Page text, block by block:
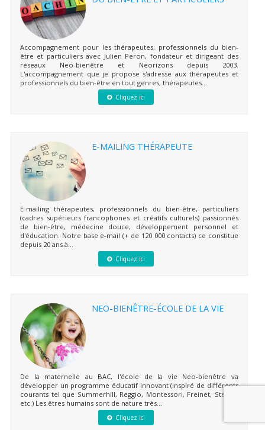
Accompagnement pour les thérapeutes, professionnels du bien-
être et particuliers avec Julien Peron, fondateur et dirigeant des
réseaux Neo-bienêtre et Neorizons depuis 2003.
L'accompagnement que je propose s'adresse aux thérapeutes et
professionnels du bien-être en tout genres, thérapeutes...
Cliquez ici
E-MAILING THÉRAPEUTE
E-mailing thérapeutes, professionnels du bien-être, particuliers
(cadres supérieurs francophones et créatifs culturels) passionnés
de bien-être, médecine douce, développement personnel et
d'éducation. Notre base e-mail (+ de 120 000 contacts) ce constitue
depuis 20 ans à...
Cliquez ici
NEO-BIENÊTRE-ÉCOLE DE LA VIE
De la maternelle au BAC, l'école de la vie Neo-bienêtre va
développer un programme éducatif innovant (inspiré de différents
courants tel que Summerhill, Reggio, Montessori, Freinet, Steiner
etc.) Les êtres humains sont de nature très...
Cliquez ici